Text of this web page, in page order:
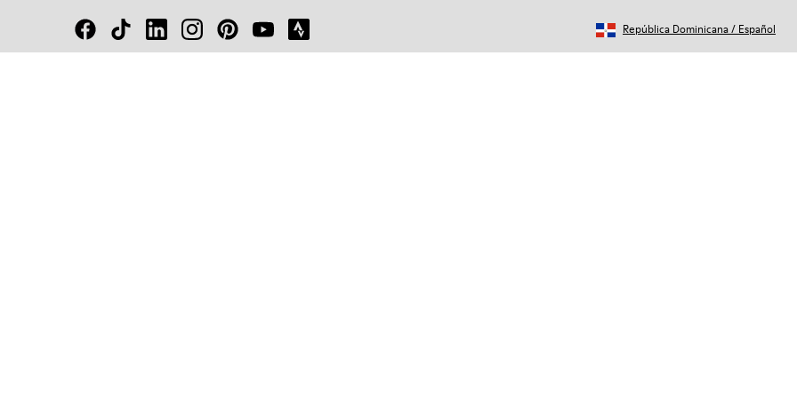
República Dominicana/ Español